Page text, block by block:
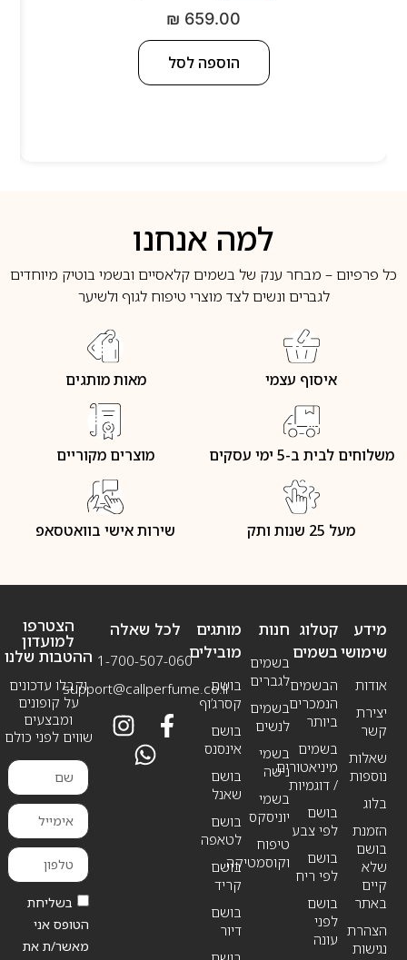
₪ 659.00
הוספה לסל
למה אנחנו
כל פרפיום – מבחר ענק של בשמים קלאסיים ובשמי בוטיק מיוחדים
לגברים ונשים לצד מוצרי טיפוח לגוף ולשיער
איסוף עצמי מאות מותגים
משלוחים לבית ב-5 ימי עסקים מוצרים מקוריים
מעל 25 שנות ותק שירות אישי בוואטסאפ
מידע
שימושי
אודות
יצירת
קשר
שאלות
נוספות
בלוג
הזמנת
בושם
שלא
קיים
באתר
הצהרת
נגישות
חנות
בשמים
לגברים
בשמים
לנשים
בשמי
נישה
בשמי
יוניסקס
טיפוח
וקוסמטיקה
קטלוג
בשמים
הבשמים
הנמכרים
ביותר
בשמים
מיניאטורים
/ דוגמיות
בושם
לפי צבע
בושם
לפי ריח
בושם
לפני
עונה
מותגים
מובילים
בושם
קסרג’וף
בושם
אינסנס
בושם
שאנל
בושם
לטאפה
בושם
קריד
בושם
דיור
לכל שאלה
1-700-507-060
support@callperfume.co.il
הצטרפו
למועדון
ההטבות שלנו
וקבלו עדכונים
על קופונים
ומבצעים
שווים לפני כולם
בשליחת
הטופס אני
מאשר/ת את